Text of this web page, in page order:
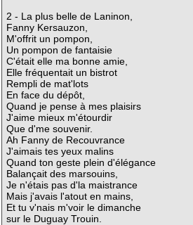
2 - La plus belle de Laninon,
Fanny Kersauzon,
M'offrit un pompon,
Un pompon de fantaisie
C'était elle ma bonne amie,
Elle fréquentait un bistrot
Rempli de mat'lots
En face du dépôt,
Quand je pense à mes plaisirs
J'aime mieux m'étourdir
Que d'me souvenir.
Ah Fanny de Recouvrance
J'aimais tes yeux malins
Quand ton geste plein d'élégance
Balançait des marsouins,
Je n'étais pas d'la maistrance
Mais j'avais l'atout en mains,
Et tu v'nais m'voir le dimanche
sur le Duguay Trouin.